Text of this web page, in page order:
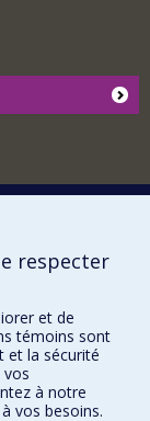
respecter
et de
témoins sont
et la sécurité
vos
à notre
vos besoins.